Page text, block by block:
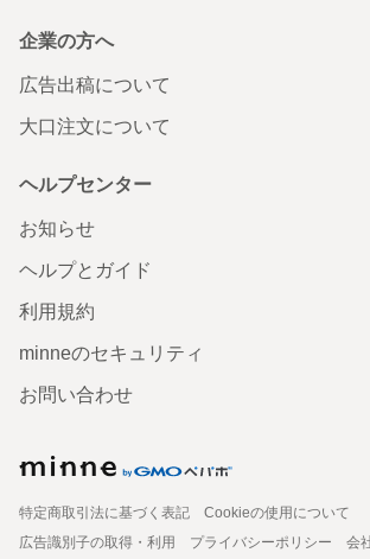
企業の方へ
広告出稿について
大口注文について
ヘルプセンター
お知らせ
ヘルプとガイド
利用規約
minneのセキュリティ
お問い合わせ
特定商取引法に基づく表記
Cookieの使用について
広告識別子の取得・利用
プライバシーポリシー 会